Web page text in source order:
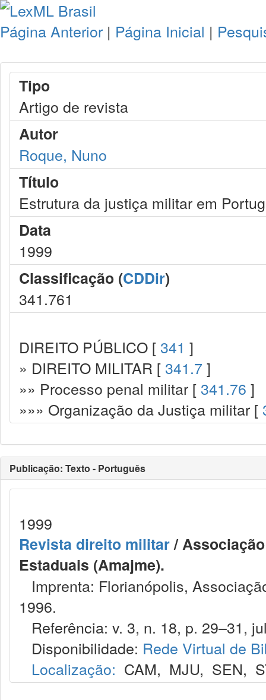
Página Anterior | Página Inicial |
Tipo
Artigo de revista
Autor
Roque, Nuno
Título
Estrutura da justiça militar em
Data
1999
Classificação (CDDir)
341.761
DIREITO PÚBLICO [ 341 ]
» DIREITO MILITAR [ 341.7 ]
»» Processo penal militar [ 341.76 ]
»»» Organização da Justiça militar [
Publicação: Texto - Português
1999
Revista direito militar/
Estaduais (Amajme).
Imprenta: Florianópolis,
1996.
Referência: v. 3, n. 18, p. 29–31,
Disponibilidade: Rede Virtual de
Localização: CAM, MJU, SEN,